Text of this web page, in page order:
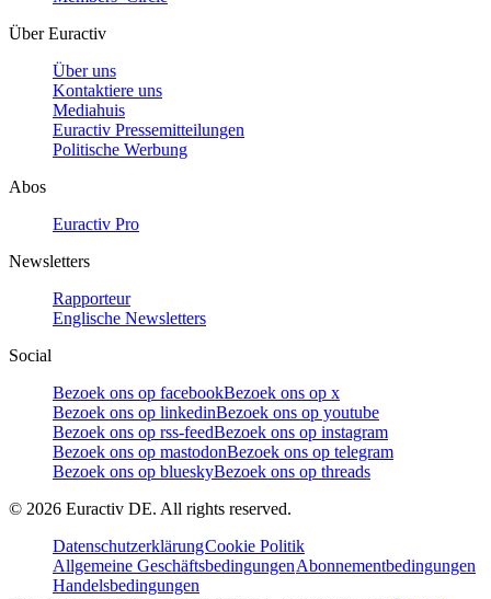
Über Euractiv
Über uns
Kontaktiere uns
Mediahuis
Euractiv Pressemitteilungen
Politische Werbung
Abos
Euractiv Pro
Newsletters
Rapporteur
Englische Newsletters
Social
Bezoek ons op facebookBezoek ons op x
Bezoek ons op linkedinBezoek ons op youtube
Bezoek ons op rss-feedBezoek ons op instagram
Bezoek ons op mastodonBezoek ons op telegram
Bezoek ons op blueskyBezoek ons op threads
© 2026 Euractiv DE. All rights reserved.
DatenschutzerklärungCookie Politik
Allgemeine GeschäftsbedingungenAbonnementbedingungen
Handelsbedingungen